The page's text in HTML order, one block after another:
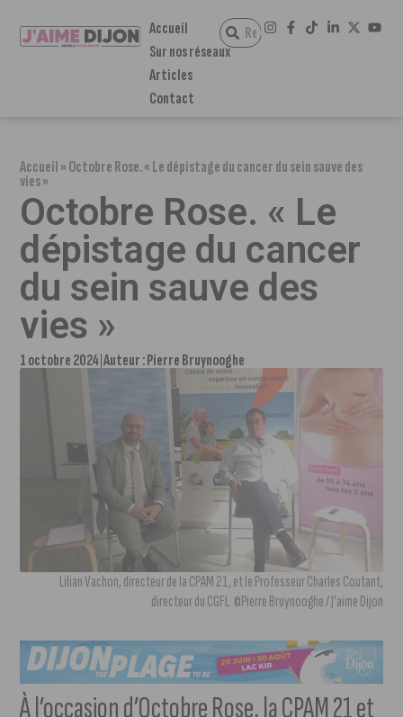
Accueil
Sur nos réseaux
Articles
Contact
Accueil»Octobre Rose. « Le dépistage du cancer du sein sauve des
vies »
Octobre Rose. « Le
dépistage du cancer
du sein sauve des
vies »
1 octobre 2024 Auteur :Pierre Bruynooghe
Lilian Vachon, directeur de la CPAM 21, et le Professeur Charles Coutant,
directeur du CGFL. ©Pierre Bruynooghe / J'aime Dijon
À l’occasion d’Octobre Rose, la CPAM 21 et